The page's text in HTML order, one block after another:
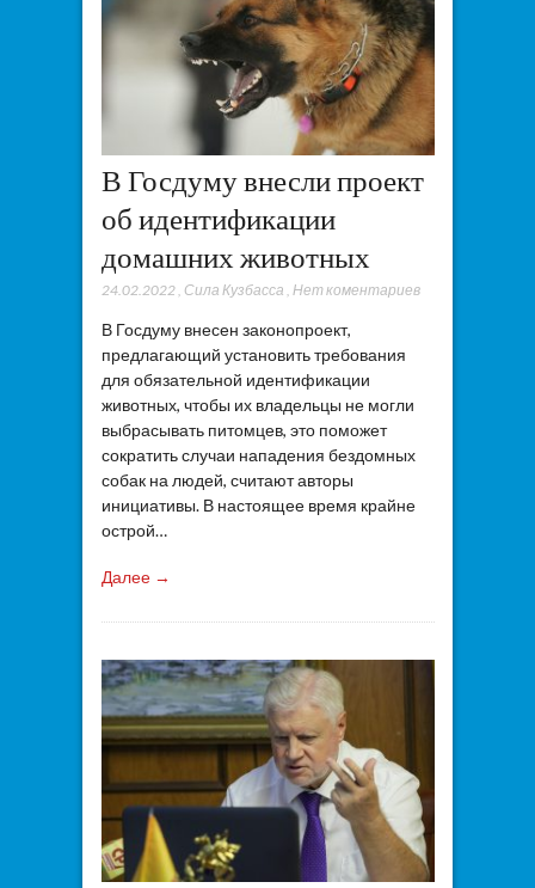
В Госдуму внесли проект
об идентификации
домашних животных
24.02.2022, Сила Кузбасса , Нет коментариев
В Госдуму внесен законопроект,
предлагающий установить требования
для обязательной идентификации
животных, чтобы их владельцы не могли
выбрасывать питомцев, это поможет
сократить случаи нападения бездомных
собак на людей, считают авторы
инициативы. В настоящее время крайне
острой…
Далее →